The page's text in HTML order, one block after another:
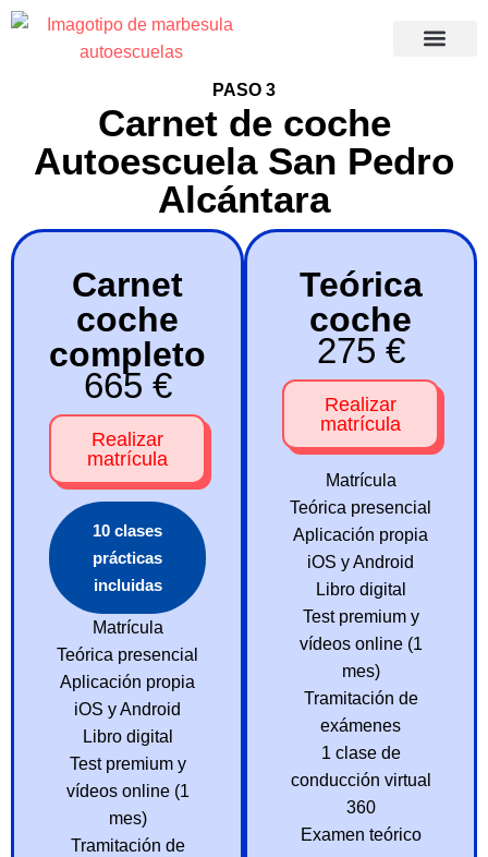
PASO 3
Carnet de coche
Autoescuela San Pedro
Alcántara
Carnet
coche
completo
665 €
Realizar
matrícula
10 clases
prácticas
incluidas
Matrícula
Teórica presencial
Aplicación propia
iOS y Android
Libro digital
Test premium y
vídeos online (1
mes)
Tramitación de
Teórica
coche
275 €
Realizar
matrícula
Matrícula
Teórica presencial
Aplicación propia
iOS y Android
Libro digital
Test premium y
vídeos online (1
mes)
Tramitación de
exámenes
1 clase de
conducción virtual
360
Examen teórico